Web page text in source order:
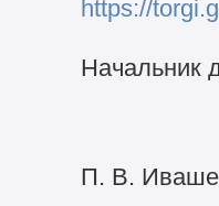
https://
П. В.